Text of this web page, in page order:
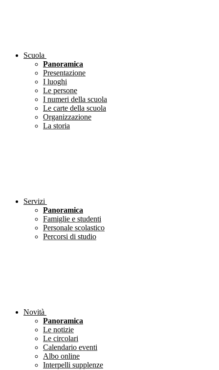
Scuola
Panoramica
Presentazione
I luoghi
Le persone
I numeri della scuola
Le carte della scuola
Organizzazione
La storia
Servizi
Panoramica
Famiglie e studenti
Personale scolastico
Percorsi di studio
Novità
Panoramica
Le notizie
Le circolari
Calendario eventi
Albo online
Interpelli supplenze